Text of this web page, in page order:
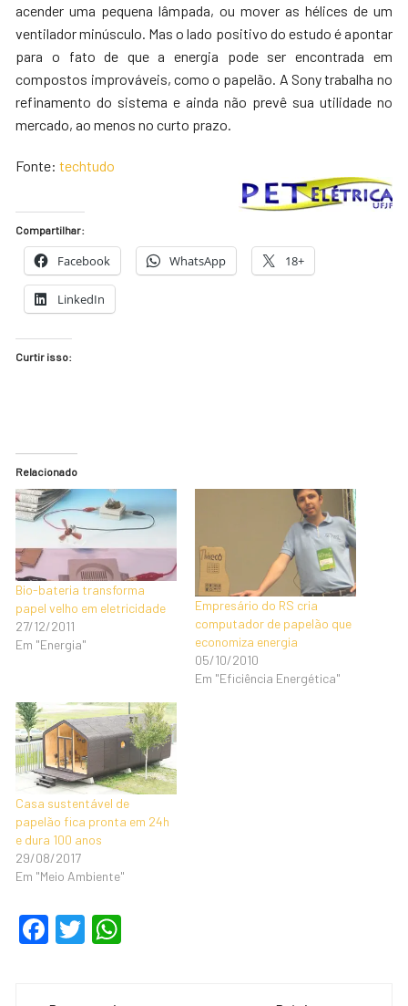
acender uma pequena lâmpada, ou mover as hélices de um
ventilador minúsculo. Mas o lado positivo do estudo é apontar
para o fato de que a energia pode ser encontrada em
compostos improváveis, como o papelão. A Sony trabalha no
refinamento do sistema e ainda não prevê sua utilidade no
mercado, ao menos no curto prazo.
Fonte: techtudo
Compartilhar:
Facebook WhatsApp 18+
LinkedIn
Curtir isso:
Relacionado
Bio-bateria transforma
papel velho em eletricidade
27/12/2011
Em "Energia"
Empresário do RS cria
computador de papelão que
economiza energia
05/10/2010
Em "Eficiência Energética"
Casa sustentável de
papelão fica pronta em 24h
e dura 100 anos
29/08/2017
Em "Meio Ambiente"
F
T